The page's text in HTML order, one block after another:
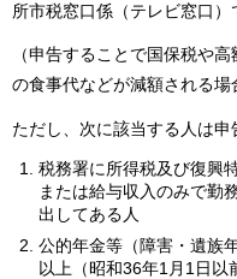
所市税窓口係（テレビ窓口）
（申告することで国保税や
の食事代などが減額される場
ただし、次に該当する人は申
税務署に所得税及び復興
または給与収入のみで勤
出してある人
公的年金等（障害・遺族
以上（昭和36年1月1日以